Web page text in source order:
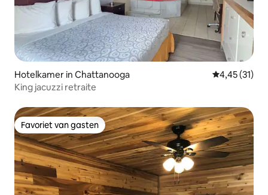
Hotelkamer in Chattanooga Gemiddelde
4,45 (31)
King jacuzzi retraite
Favoriet van gasten
Favoriet van gasten